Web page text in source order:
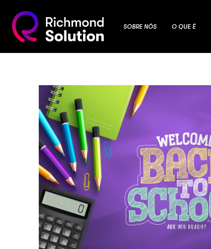
SOBRE NÓS O QUE É